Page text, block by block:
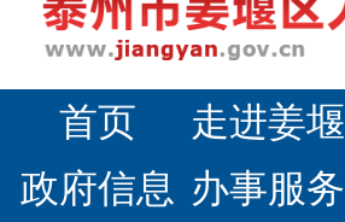
首页 走进姜堰
政府信息 办事服务